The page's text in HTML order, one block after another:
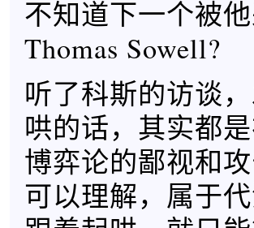
不知道下一个被
Thomas Sowell?
听了科斯的访谈
哄的话，其实都
博弈论的鄙视和
可以理解，属于